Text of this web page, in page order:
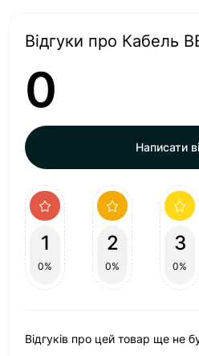
Відгуки про Кабель
0
Написати
1
0%
2
0%
3
0%
Відгуків про цей товар ще не